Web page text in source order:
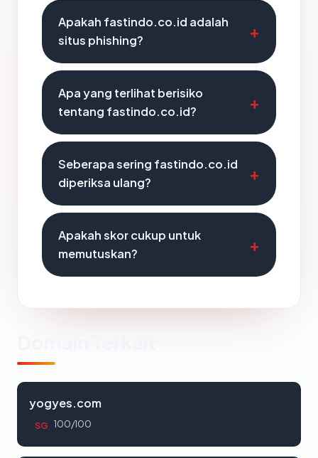
Apakah fastindo.co.id adalah
situs phishing?
Apa yang terlihat berisiko
tentang fastindo.co.id?
Seberapa sering fastindo.co.id
diperiksa ulang?
Apakah skor cukup untuk
memutuskan?
yogyes.com
SG 100/100